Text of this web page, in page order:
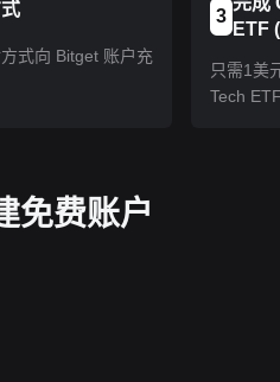
式向 Bitget 账户充
3
ETF
只需1美
Tech
免费账户